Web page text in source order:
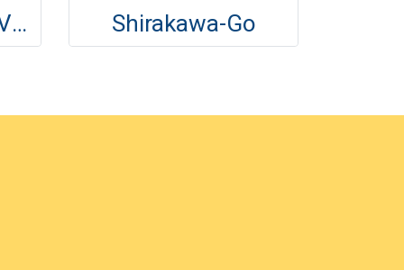
Bukchon Hanok Village Shirakawa-Go